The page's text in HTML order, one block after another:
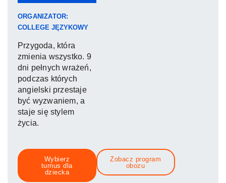
ORGANIZATOR:
COLLEGE JĘZYKOWY
Przygoda, która
zmienia wszystko. 9
dni pełnych wrażeń,
podczas których
angielski przestaje
być wyzwaniem, a
staje się stylem
życia.
Wybierz
turnus dla
dziecka
Zobacz program
obozu